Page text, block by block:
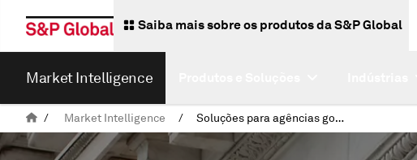
Saiba mais sobre os produtos da S&P Global
Market Intelligence
/ Market Intelligence / Soluções para agências governamentais e reguladoras